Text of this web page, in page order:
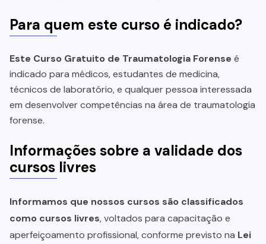
Para quem este curso é indicado?
Este Curso Gratuito de Traumatologia Forense é
indicado para médicos, estudantes de medicina,
técnicos de laboratório, e qualquer pessoa interessada
em desenvolver competências na área de traumatologia
forense.
Informações sobre a validade dos
cursos livres
Informamos que nossos cursos são classificados
como cursos livres, voltados para capacitação e
aperfeiçoamento profissional, conforme previsto na Lei